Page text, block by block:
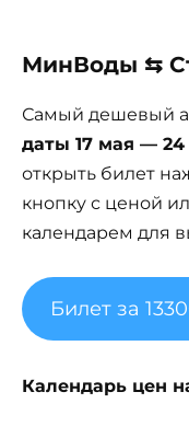
МинВоды ⇆
Самый дешевый
даты 17 мая — 24
открыть билет
кнопку с ценой
календарем для
Билет за
Календарь цен